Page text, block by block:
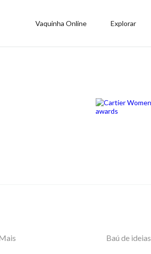
Vaquinha Online Explorar
Baú de ideias